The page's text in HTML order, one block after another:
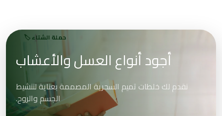
حملة الشتاء 🏷️
أجود أنواع العسل والأعشاب
نقدم لك خلطات تميم السحرية المصممة بعناية لتنشيط
الجسم والروح.